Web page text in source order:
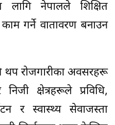
लागि नेपालले शिक्षित
गर्ने वातावरण बनाउन
थप रोजगारीका अवसरहरू
क्षेत्रहरूले प्रविधि,
र स्वास्थ्य सेवाजस्ता